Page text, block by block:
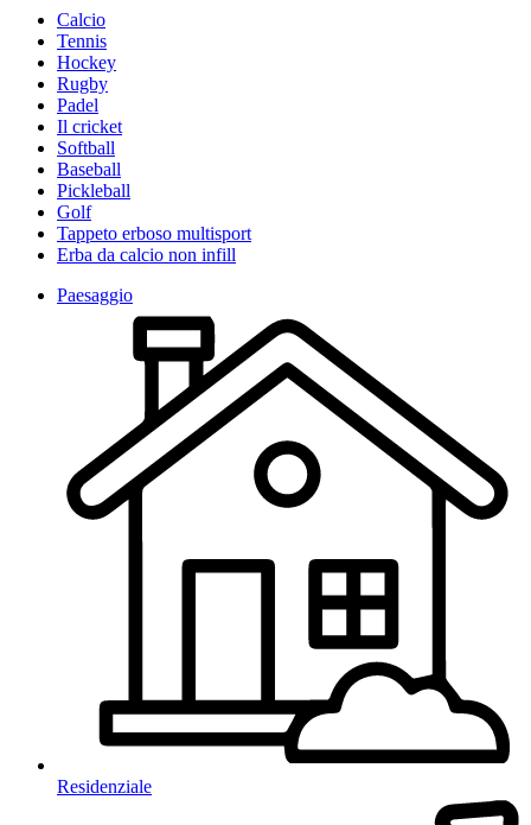
Calcio
Tennis
Hockey
Rugby
Padel
Il cricket
Softball
Baseball
Pickleball
Golf
Tappeto erboso multisport
Erba da calcio non infill
Paesaggio
Residenziale